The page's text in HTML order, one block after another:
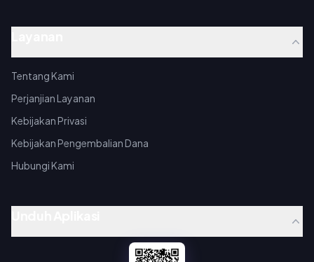
Tentang Kami
Perjanjian Layanan
Kebijakan Privasi
Kebijakan Pengembalian Dana
Hubungi Kami